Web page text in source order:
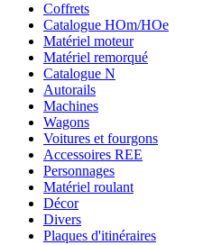
Coffrets
Catalogue HOm/HOe
Matériel moteur
Matériel remorqué
Catalogue N
Autorails
Machines
Wagons
Voitures et fourgons
Accessoires REE
Personnages
Matériel roulant
Décor
Divers
Plaques d'itinéraires